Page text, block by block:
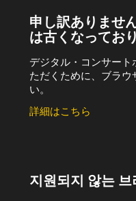
申し訳ありませ
は古くなってお
デジタル・コンサー
ただくために、ブラウ
い。
詳細はこちら
지원되지 않는